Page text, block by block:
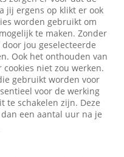
jij ergens op klikt er ook
worden gebruikt om
te maken. Zonder
jou geselecteerde
Ook het onthouden van
niet zou werken.
gebruikt worden voor
voor de werking
te schakelen zijn. Deze
een aantal uur na je